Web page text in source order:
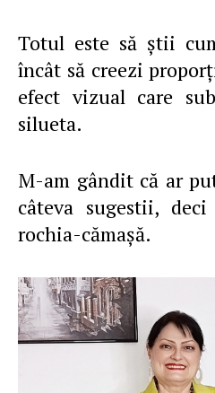
Totul este să ştii
încât să creezi
efect vizual care
silueta.
M-am gândit că ar
câteva sugestii,
rochia-cămaşă.